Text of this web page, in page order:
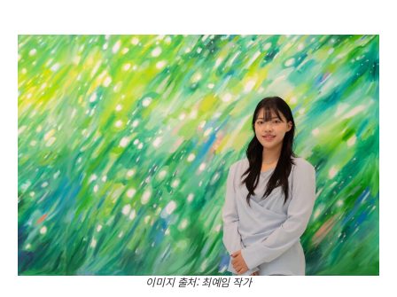
이미지 출처: 최예임 작가